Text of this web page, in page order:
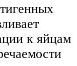
к яйцам